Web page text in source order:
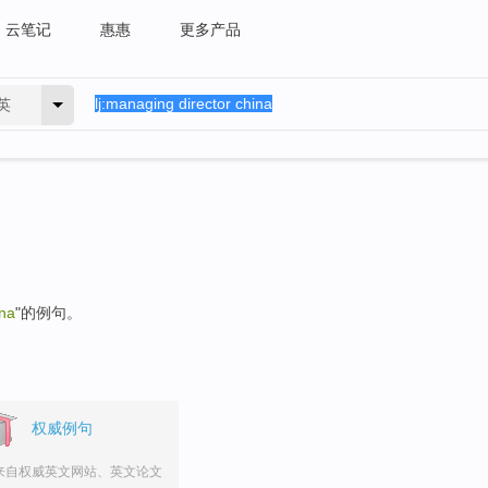
云笔记 惠惠 更多产品
"的例句。
权威例句
自权威英文网站、英文论文